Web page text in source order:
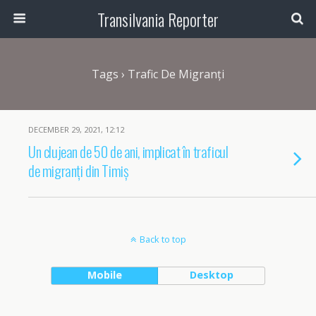
Transilvania Reporter
Tags › Trafic De Migranți
DECEMBER 29, 2021, 12:12
Un clujean de 50 de ani, implicat în traficul
de migranți din Timiș
Back to top
Mobile Desktop